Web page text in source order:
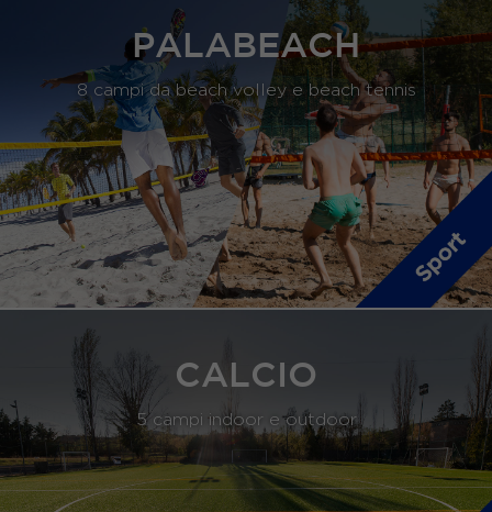
PALABEACH
8 campi da beach volley e beach tennis
CALCIO
5 campi indoor e outdoor